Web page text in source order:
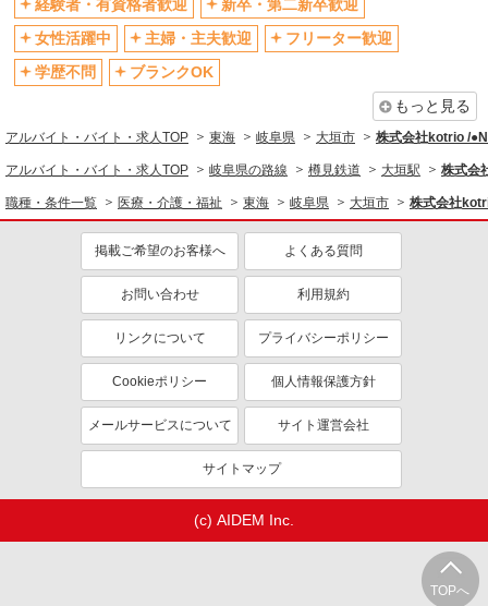
TOPへ
経験者・有資格者歓迎
新卒・第二新卒歓迎
女性活躍中
主婦・主夫歓迎
フリーター歓迎
学歴不問
ブランクOK
もっと見る
アルバイト・バイト・求人TOP 東海 岐阜県 大垣市 株式会社kotrio /
アルバイト・バイト・求人TOP 岐阜県の路線 樽見鉄道 大垣駅 株式会
職種・条件一覧 医療・介護・福祉 東海 岐阜県 大垣市 株式会社
掲載ご希望のお客様へ よくある質問
お問い合わせ 利用規約
リンクについて プライバシーポリシー
Cookieポリシー 個人情報保護方針
メールサービスについて サイト運営会社
サイトマップ
(c) AIDEM Inc.